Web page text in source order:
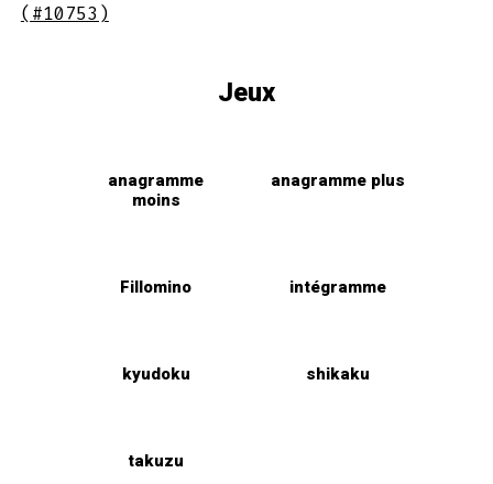
(#10753)
Jeux
anagramme
moins
anagramme plus
Fillomino intégramme
kyudoku shikaku
takuzu